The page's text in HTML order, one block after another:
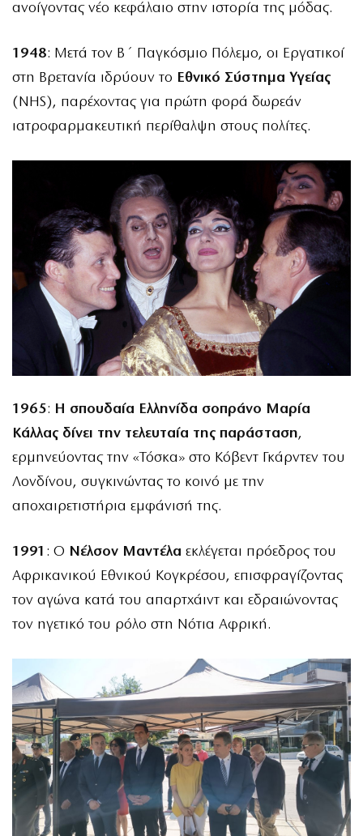
ανοίγοντας νέο κεφάλαιο στην ιστορία της μόδας.
1948: Μετά τον Β΄ Παγκόσμιο Πόλεμο, οι Εργατικοί
στη Βρετανία ιδρύουν το Εθνικό Σύστημα Υγείας
(NHS), παρέχοντας για πρώτη φορά δωρεάν
ιατροφαρμακευτική περίθαλψη στους πολίτες.
1965: Η σπουδαία Ελληνίδα σοπράνο Μαρία
Κάλλας δίνει την τελευταία της παράσταση,
ερμηνεύοντας την «Τόσκα» στο Κόβεντ Γκάρντεν του
Λονδίνου, συγκινώντας το κοινό με την
αποχαιρετιστήρια εμφάνισή της.
1991 : Ο Νέλσον Μαντέλα εκλέγεται πρόεδρος του
Αφρικανικού Εθνικού Κογκρέσου, επισφραγίζοντας
τον αγώνα κατά του απαρτχάιντ και εδραιώνοντας
τον ηγετικό του ρόλο στη Νότια Αφρική.